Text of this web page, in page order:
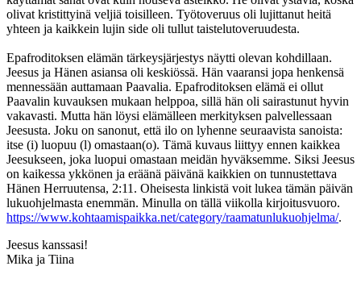
olivat kristittyinä veljiä toisilleen. Työtoveruus oli lujittanut heitä
yhteen ja kaikkein lujin side oli tullut taistelutoveruudesta.
Epafroditoksen elämän tärkeysjärjestys näytti olevan kohdillaan.
Jeesus ja Hänen asiansa oli keskiössä. Hän vaaransi jopa henkensä
mennessään auttamaan Paavalia. Epafroditoksen elämä ei ollut
Paavalin kuvauksen mukaan helppoa, sillä hän oli sairastunut hyvin
vakavasti. Mutta hän löysi elämälleen merkityksen palvellessaan
Jeesusta. Joku on sanonut, että ilo on lyhenne seuraavista sanoista:
itse (i) luopuu (l) omastaan(o). Tämä kuvaus liittyy ennen kaikkea
Jeesukseen, joka luopui omastaan meidän hyväksemme. Siksi Jeesus
on kaikessa ykkönen ja eräänä päivänä kaikkien on tunnustettava
Hänen Herruutensa, 2:11. Oheisesta linkistä voit lukea tämän päivän
lukuohjelmasta enemmän. Minulla on tällä viikolla kirjoitusvuoro.
https://www.kohtaamispaikka.net/category/raamatunlukuohjelma/.
Jeesus kanssasi!
Mika ja Tiina